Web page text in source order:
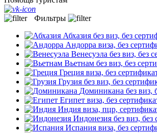
Фильтры
Абхазия без виз, без
Андорра виза, без
Венесуэла без виз, без
Вьетнам без виз, без
Греция виза, без
Грузия без виз, без
Доминикана без виз,
Египет виза, без
Индия виза, пцр,
Индонезия без виз, без
Испания виза, без